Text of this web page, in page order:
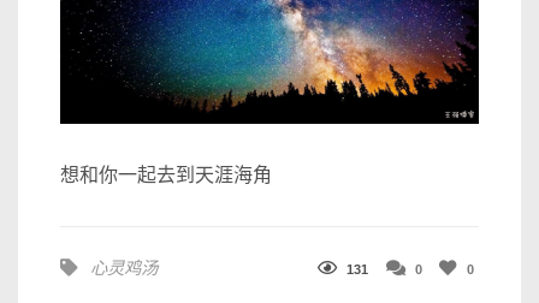
想和你一起去到天涯海角
心灵鸡汤 131 0 0